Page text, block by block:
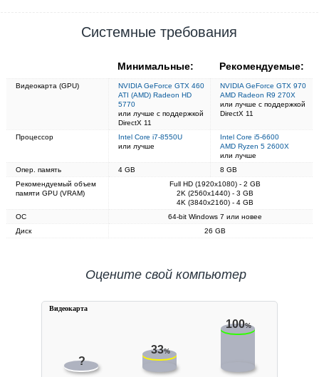
Системные требования
Минимальные: Рекомендуемые:
Видеокарта (GPU)
NVIDIA GeForce GTX 460
ATI (AMD) Radeon HD
5770
или лучше с поддержкой
DirectX 11
NVIDIA GeForce GTX 970
AMD Radeon R9 270X
или лучше с поддержкой
DirectX 11
Процессор
Intel Core i7-8550U
или лучше
Intel Core i5-6600
AMD Ryzen 5 2600X
или лучше
Опер. память
4 GB
8 GB
Рекомендуемый объем
памяти GPU (VRAM)
Full HD (1920x1080) - 2 GB
2K (2560x1440) - 3 GB
4K (3840x2160) - 4 GB
ОС
64-bit Windows 7 или новее
Диск
26 GB
Оцените свой компьютер
?
33%
100%
Видеокарта